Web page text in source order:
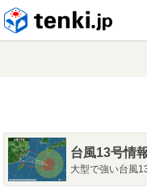
台風13号情
大型で強い台風